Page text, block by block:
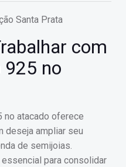
com
no
no atacado oferece
deseja ampliar seu
de semijoias.
para consolidar